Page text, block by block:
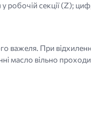
робочій секції (Z);
важеля. При
масло вільно